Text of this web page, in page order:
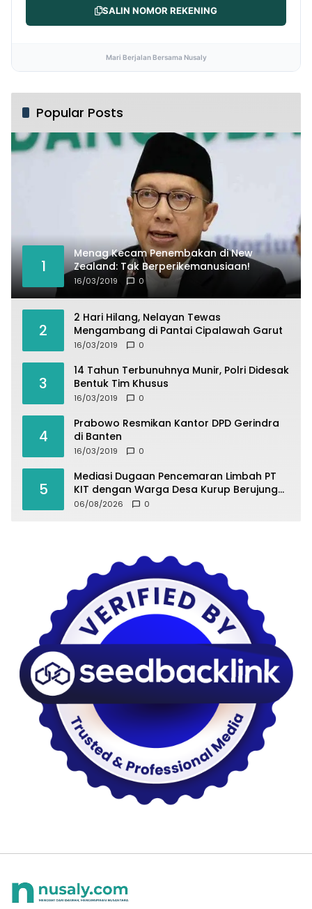
SALIN NOMOR REKENING
Mari Berjalan Bersama Nusaly
Popular Posts
1
Menag Kecam Penembakan di New
Zealand: Tak Berperikemanusiaan!
16/03/2019 0
2
2 Hari Hilang, Nelayan Tewas
Mengambang di Pantai Cipalawah Garut
16/03/2019 0
3
14 Tahun Terbunuhnya Munir, Polri Didesak
Bentuk Tim Khusus
16/03/2019 0
4
Prabowo Resmikan Kantor DPD Gerindra
di Banten
16/03/2019 0
5
Mediasi Dugaan Pencemaran Limbah PT
KIT dengan Warga Desa Kurup Berujung
Buntu
06/08/2026 0